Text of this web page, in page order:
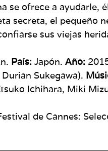
se ofrece a ayudarle,
secreta, el pequeño
sus viejas
País: Japón. Año:
Sukegawa).
Ichihara, Miki
de Cannes: